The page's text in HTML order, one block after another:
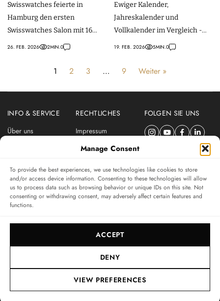
Manage Consent
To provide the best experiences, we use technologies like cookies to store
and/or access device information. Consenting to these technologies will allow
us to process data such as browsing behavior or unique IDs on this site. Not
consenting or withdrawing consent, may adversely affect certain features and
functions.
ACCEPT
DENY
VIEW PREFERENCES
Swisswatches feierte in
Hamburg den ersten
Swisswatches Salon mit 16
Uhren-Enthusiasten im Jin
26. FEB. 2026 2MIN.0
Ewiger Kalender,
Jahreskalender und
Vollkalender im Vergleich -
Unterschiede, Funktion &
erklärt, inkl. Pflege-Tipps.
19. FEB. 2026 5MIN.0
1 2 3 … 9 Weiter »
INFO & SERVICE
Über uns
RECHTLICHES
Impressum
Datenschutzerklärung
FOLGEN SIE UNS
ABONNIEREN SIE DEN SWISSWATCHES NEWSLETTER
Das unabhängige Magazin für Uhren-Connaisseurs
SUBSCRIBE
© 2017-2026, SWISSWATCHES MEDIA GMBH